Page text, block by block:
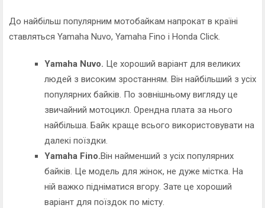
До найбільш популярним мотобайкам напрокат в країні
ставляться Yamaha Nuvo, Yamaha Fino і Honda Click.
Yamaha Nuvo. Це хороший варіант для великих
людей з високим зростанням. Він найбільший з усіх
популярних байків. По зовнішньому вигляду це
звичайний мотоцикл. Орендна плата за нього
найбільша. Байк краще всього використовувати на
далекі поїздки.
Yamaha Fino.Він найменший з усіх популярних
байків. Це модель для жінок, не дуже містка. На
ній важко підніматися вгору. Зате це хороший
варіант для поїздок по місту.